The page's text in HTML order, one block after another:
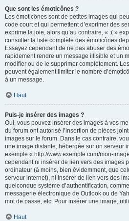
Que sont les émoticônes ?
Les émoticônes sont de petites images qui
code court et qui permettent d’exprimer des
exprime la joie, alors qu’au contraire, « :( »
consulter la liste complète des émoticônes
Essayez cependant de ne pas abuser des
rapidement rendre un message illisible et un
modifier ou de le supprimer complètement.
peuvent également limiter le nombre
à un message.
Haut
Puis-je insérer des images ?
Oui, vous pouvez insérer des images à vos
du forum ont autorisé l’insertion de pièces
images sur le forum. Dans le cas contraire,
une image distante, hébergée sur un serveur
exemple « http://www.exemple.com/mon-
cependant ni insérer de lien vers des images
ordinateur (à moins, bien évidemment, que
serveur internet), ni insérer de lien vers des
quelconque système d’authentification,
messagerie électronique de Outlook ou de
mot de passe, etc. Pour insérer une image,
Haut